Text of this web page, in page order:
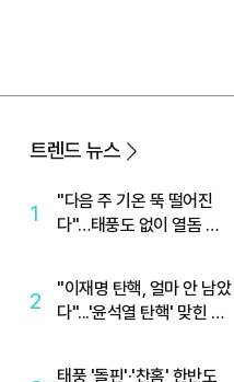
트렌드 뉴스
1
"다음 주 기온 뚝 떨어진
다"…태풍도 없이 열돔 박
2
"이재명 탄핵, 얼마 안 남았
다"...'윤석열 탄핵' 맞힌 무
태풍 '돌핀'·'찬홈' 한반도